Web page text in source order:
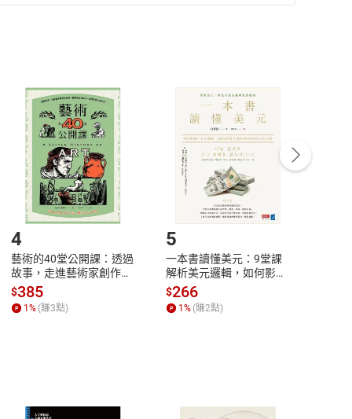
第2條第5款之規定，「非以有形媒介提供之數位
點選「瀏覽訂單明細」 「申請取消訂單/ 退
貨。
付款方式
Payment
完成訂單
Complete
號，下載書籍後看書
4
藝術的40堂公開課：透過
故事，走進藝術家創作現
場，看藝術如何誕生、如
何形塑人類生活【電子
書】
$385
1% (賺3點)
5
一本書讀懂美元：9堂課
解析美元邏輯，如何影響
全球經濟和每個人的投資
【電子書】
$266
1% (賺2點)